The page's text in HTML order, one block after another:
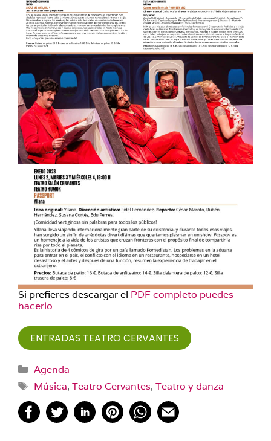
Si prefieres descargar el PDF completo puedes
hacerlo
ENTRADAS TEATRO CERVANTES
Categorías
Agenda
Etiquetas
Música, Teatro Cervantes, Teatro y danza